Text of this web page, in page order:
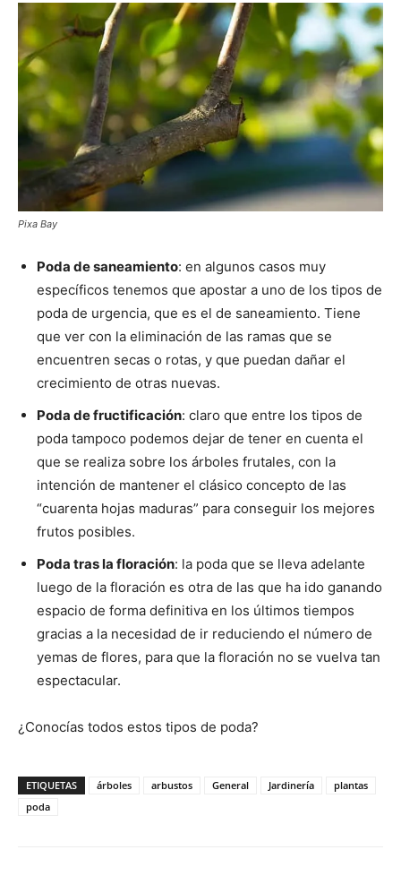
Pixa Bay
Poda de saneamiento: en algunos casos muy
específicos tenemos que apostar a uno de los tipos de
poda de urgencia, que es el de saneamiento. Tiene
que ver con la eliminación de las ramas que se
encuentren secas o rotas, y que puedan dañar el
crecimiento de otras nuevas.
Poda de fructificación: claro que entre los tipos de
poda tampoco podemos dejar de tener en cuenta el
que se realiza sobre los árboles frutales, con la
intención de mantener el clásico concepto de las
“cuarenta hojas maduras” para conseguir los mejores
frutos posibles.
Poda tras la floración: la poda que se lleva adelante
luego de la floración es otra de las que ha ido ganando
espacio de forma definitiva en los últimos tiempos
gracias a la necesidad de ir reduciendo el número de
yemas de flores, para que la floración no se vuelva tan
espectacular.
¿Conocías todos estos tipos de poda?
ETIQUETAS árboles arbustos General Jardinería
plantas
poda